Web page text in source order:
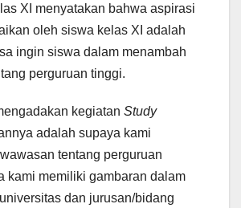
XI menyatakan bahwa aspirasi
oleh siswa kelas XI adalah
ingin siswa dalam menambah
perguruan tinggi.
kegiatan Study
adalah supaya kami
tentang perguruan
kami memiliki gambaran dalam
dan jurusan/bidang